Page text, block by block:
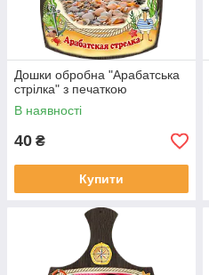
Дошки обробна "Арабатська
стрілка" з печаткою
В наявності
40 ₴
Купити